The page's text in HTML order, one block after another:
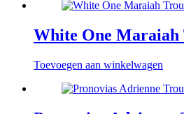
White One
Toevoegen aan winkelwagen